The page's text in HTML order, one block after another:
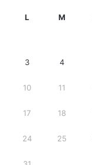
L M
3 4
10 11
17 18
24 25